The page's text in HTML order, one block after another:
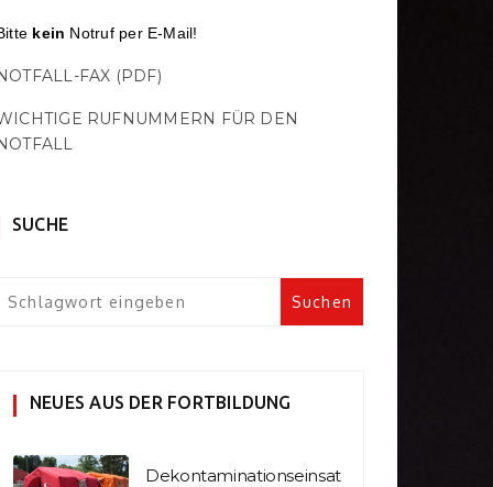
kein Notruf per E-Mail!
FAX (PDF)
RUFNUMMERN FÜR DEN
SUCHE
NEUES AUS DER FORTBILDUNG
Dekontaminationseinsat